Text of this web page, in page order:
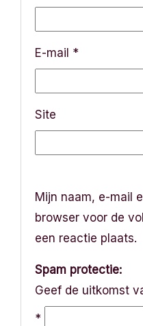
E-mail *
Site
Mijn naam, e-mail
browser voor de
een reactie plaats.
Spam protectie:
Geef de uitkomst
*